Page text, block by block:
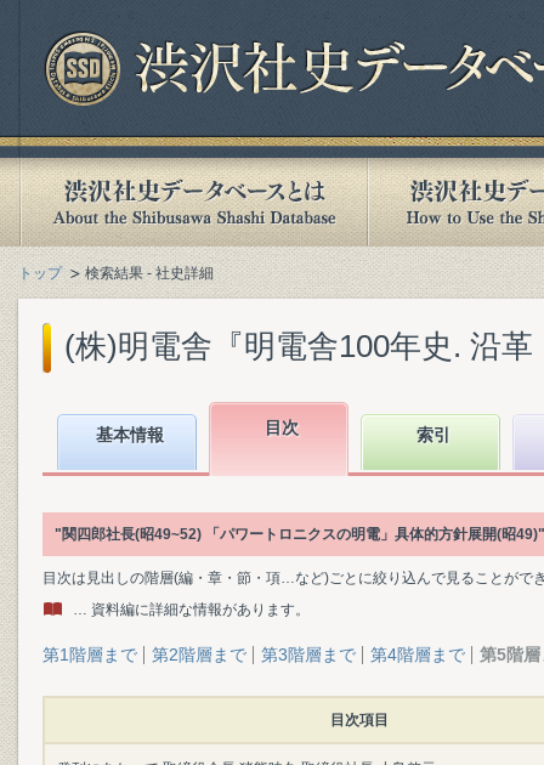
トップ 検索結果 - 社史詳細
(株)明電舎『明電舎100年史. 沿
基本情報 目次 索引
"関四郎社長(昭49~52) 「パワートロニクスの明電」具体的方針展開(昭
目次は見出しの階層(編・章・節・項…など)ごとに絞り込んで見ることがで
… 資料編に詳細な情報があります。
第1階層まで 第2階層まで 第3階層まで 第4階層まで 第5階層
目次項目